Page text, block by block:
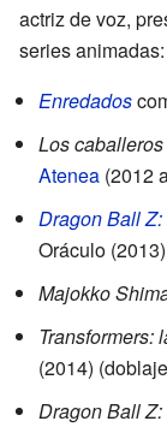
actriz de voz,
series animadas:
Enredados
Los
Atenea (2012
Dragon Ball
Oráculo (2013)
Majokko
Transformers:
(2014)
Dragon Ball